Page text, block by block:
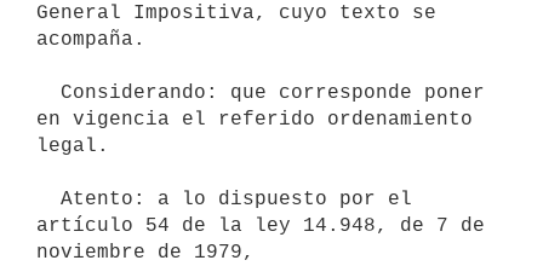
General Impositiva, cuyo texto se
acompaña.
en vigencia el referido ordenamiento
legal.
artículo 54 de la ley 14.948, de 7 de
noviembre de 1979,